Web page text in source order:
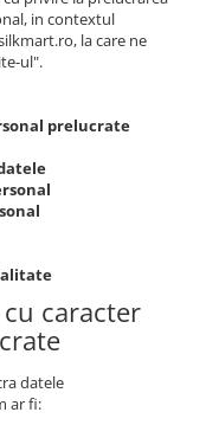
in contextul
la care ne
ul".
prelucrate
caracter
datele
ar fi: